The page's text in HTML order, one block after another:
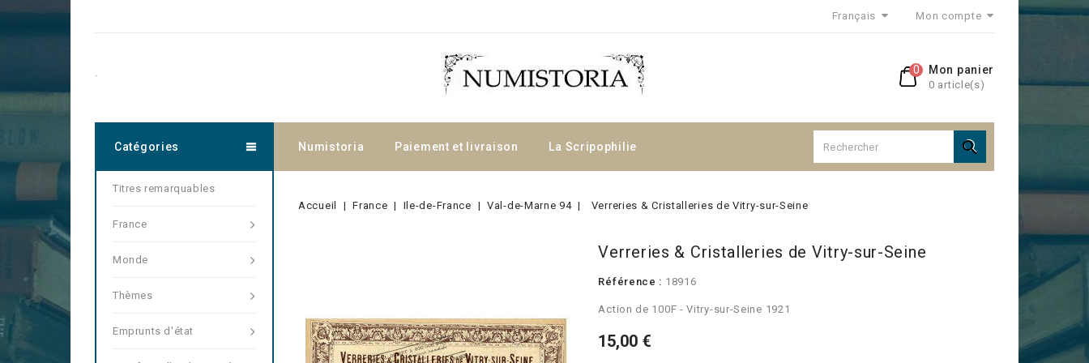
Français Mon compte
Mon panier
0 article(s)
0
.
Numistoria Paiement et livraison La Scripophilie 
Catégories
Titres remarquables
France
Monde
Thèmes
Emprunts d'état
Accueil France Ile-de-France Val-de-Marne 94 Verreries & Cristalleries de Vitry-sur-Seine
Verreries & Cristalleries de Vitry-sur-Seine
Référence : 18916
Action de 100F - Vitry-sur-Seine 1921
15,00 €